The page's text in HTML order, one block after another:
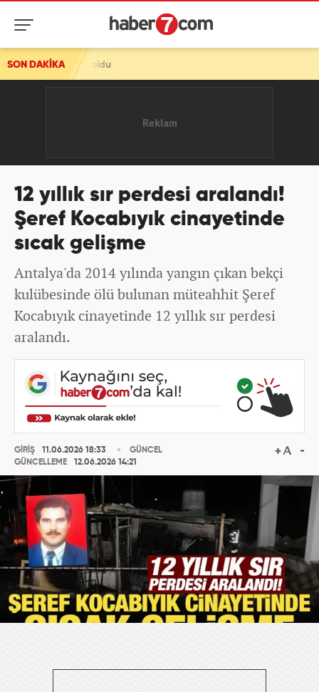
SON DAKİKA
12 yıllık sır perdesi aralandı!
Şeref Kocabıyık cinayetinde
sıcak gelişme
Antalya'da 2014 yılında yangın çıkan bekçi
kulübesinde ölü bulunan müteahhit Şeref
Kocabıyık cinayetinde 12 yıllık sır perdesi
aralandı.
GİRİŞ
11.06.2026 18:33
GÜNCELLEME
12.06.2026 14:21
GÜNCEL